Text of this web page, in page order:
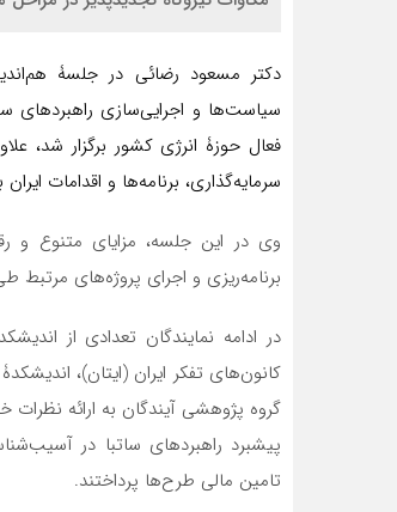
دکتر مسعود رضائی در جلسۀ
سیاست‌ها و اجرایی‌سازی راهبردهای
فعال حوزۀ انرژی کشور برگزار شد،
سرمایه‌گذاری، برنامه‌ها و اقدامات
وی در این جلسه، مزایای متنوع و
برنامه‌ریزی و اجرای پروژه‌های مرتبط
در ادامه نمایندگان تعدادی از
کانون‌های تفکر ایران (ایتان)،
گروه پژوهشی آیندگان به ارائه
پیشبرد راهبردهای ساتبا در
تامین مالی طرح‌ها پرداختند.